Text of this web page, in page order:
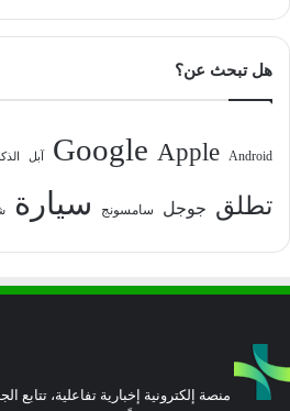
هل تبحث عن؟
Android
Apple
Google آبل
تطلق جوجل سامسونج سيارة
منصة إلكترونية إخبارية تفاعلية، تتابع